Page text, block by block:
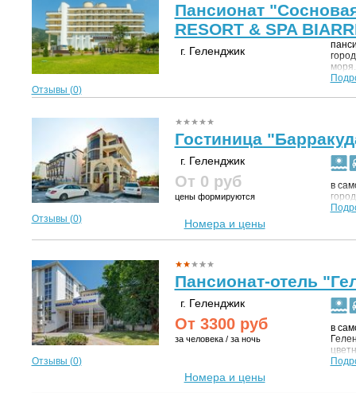
Отзывы (0)
Пансионат
RESORT & SPA
г. Геленджик
км от
от
Отзывы (0)
Гостиница
г. Геленджик
От 0 руб
цены формируются
в
Номера и цены
Отзывы (0)
Пансионат-отель
г. Геленджик
От 3300руб
за человека / за ночь
в
Номера и цены